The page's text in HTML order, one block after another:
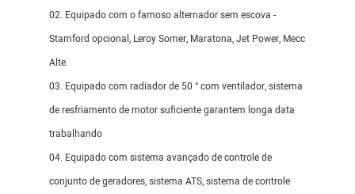
02. Equipado com o famoso alternador sem escova -
Stamford opcional, Leroy Somer, Maratona, Jet Power, Mecc
Alte.
03. Equipado com radiador de 50 ° com ventilador, sistema
de resfriamento de motor suficiente garantem longa data
trabalhando
04. Equipado com sistema avançado de controle de
conjunto de geradores, sistema ATS, sistema de controle